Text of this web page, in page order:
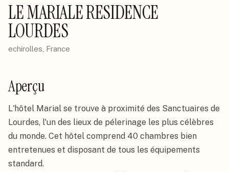
LE MARIALE RESIDENCE
LOURDES
echirolles, France
Aperçu
L'hôtel Marial se trouve à proximité des Sanctuaires de
Lourdes, l'un des lieux de pélerinage les plus célèbres
du monde. Cet hôtel comprend 40 chambres bien
entretenues et disposant de tous les équipements
standard.